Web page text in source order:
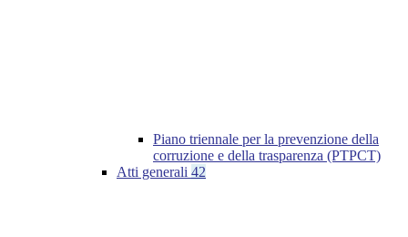
Piano triennale per la prevenzione della
corruzione e della trasparenza (PTPCT)
Atti generali 42